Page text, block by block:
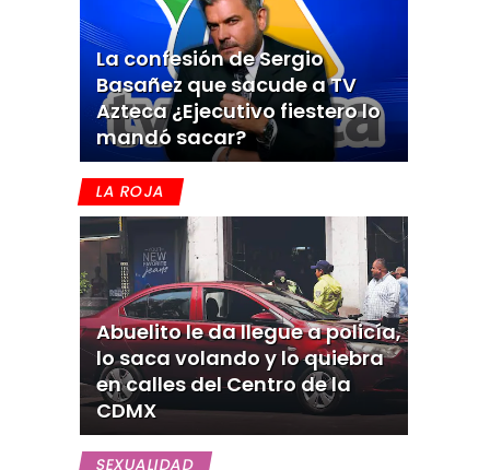
La confesión de Sergio
Basañez que sacude a TV
Azteca ¿Ejecutivo fiestero lo
mandó sacar?
LA ROJA
Abuelito le da llegue a policía,
lo saca volando y lo quiebra
en calles del Centro de la
CDMX
SEXUALIDAD